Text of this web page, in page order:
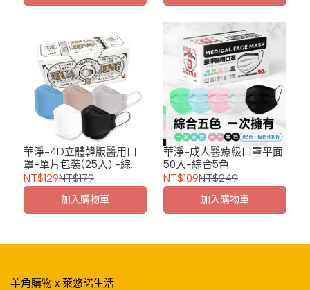
華淨-4D立體韓版醫用口
罩-單片包裝(25入) -綜合
五色
NT$129NT$179
加入購物車
華淨-成人醫療級口罩平面
50入-綜合5色
NT$109NT$249
加入購物車
羊角購物 x 萊悠諾生活